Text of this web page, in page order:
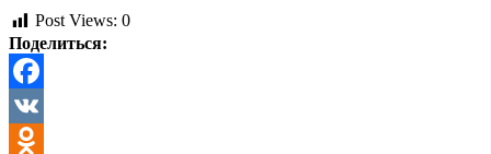
Post Views: 0
Поделиться:
Facebook
VK